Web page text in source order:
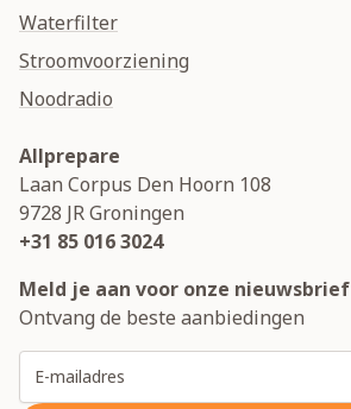
Waterfilter
Stroomvoorziening
Noodradio
Allprepare
Laan Corpus Den Hoorn 108
9728 JRGroningen
+31 85 016 3024
Meld je aan voor onze nieuwsbrief
Ontvang de beste aanbiedingen